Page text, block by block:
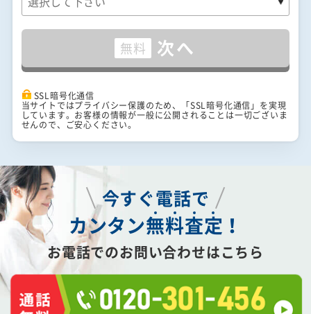
無料 次へ
SSL暗号化通信
当サイトではプライバシー保護のため、「SSL暗号化通信」を実現
しています。お客様の情報が一般に公開されることは一切ございま
せんので、ご安心ください。
今すぐ電話で
カンタン無料査定 ！
お電話でのお問い合わせはこちら